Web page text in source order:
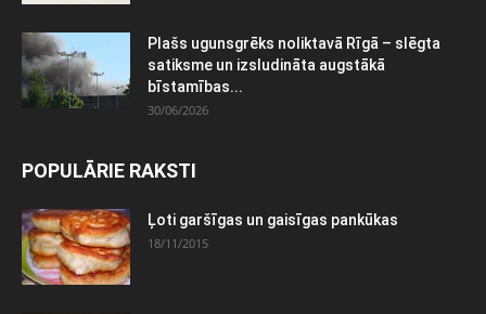
Plašs ugunsgrēks noliktavā Rīgā – slēgta
satiksme un izsludināta augstākā
bīstamības...
30/06/2026
POPULĀRIE RAKSTI
Ļoti garšīgas un gaisīgas pankūkas
18/11/2015